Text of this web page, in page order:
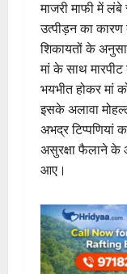
माजरी माफी में
उत्पीड़न का
शिकायतों के
मां के साथ
भयभीत होकर मां
इसके अलावा
अभद्र टिप्पणियां
असुरक्षा फैलाने के
आए।